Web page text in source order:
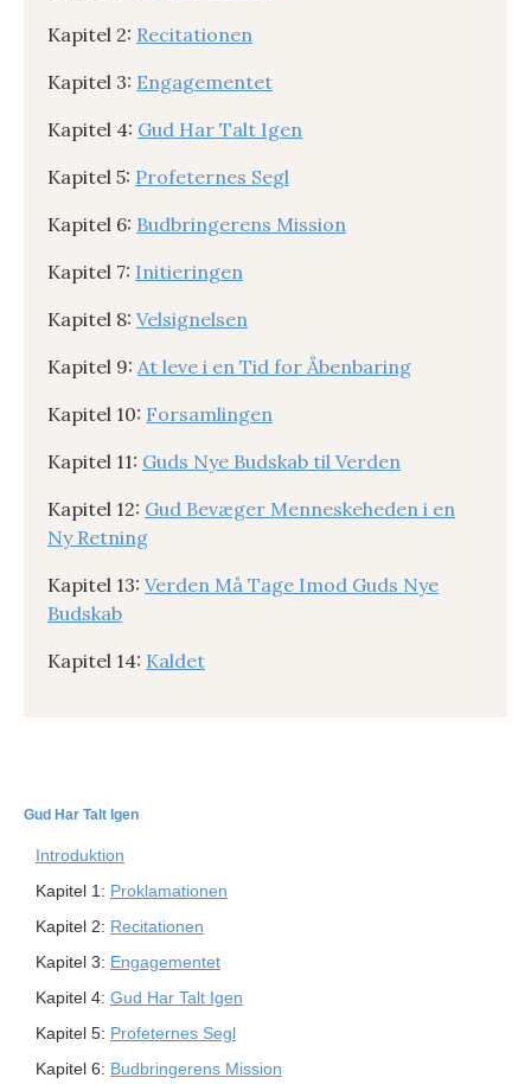
Kapitel 2: Recitationen
Kapitel 3: Engagementet
Kapitel 4: Gud Har Talt Igen
Kapitel 5: Profeternes Segl
Kapitel 6: Budbringerens Mission
Kapitel 7: Initieringen
Kapitel 8: Velsignelsen
Kapitel 9: At leve i en Tid for Åbenbaring
Kapitel 10: Forsamlingen
Kapitel 11: Guds Nye Budskab til Verden
Kapitel 12: Gud Bevæger Menneskeheden i en
Ny Retning
Kapitel 13: Verden Må Tage Imod Guds Nye
Budskab
Kapitel 14: Kaldet
Gud Har Talt Igen
Introduktion
Kapitel 1: Proklamationen
Kapitel 2: Recitationen
Kapitel 3: Engagementet
Kapitel 4: Gud Har Talt Igen
Kapitel 5: Profeternes Segl
Kapitel 6: Budbringerens Mission